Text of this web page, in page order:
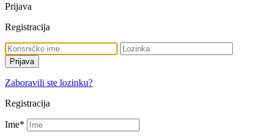
Prijava
Registracija
Zaboravili ste lozinku?
Registracija
Ime*